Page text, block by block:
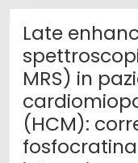
Late
MRS) in
(HCM):